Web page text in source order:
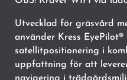
Utvecklad för gräsvård
använder Kress EyePilot®
satellitpositionering i
uppfattning för att